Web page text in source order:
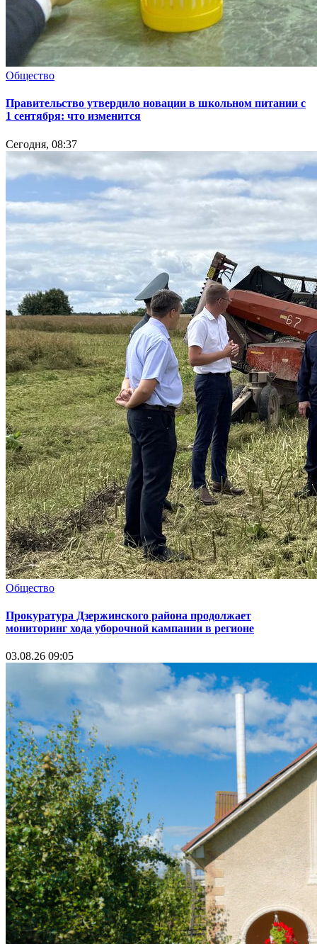
Общество
Правительство утвердило новации в школьном питании с
1 сентября: что изменится
Сегодня, 08:37
Общество
Прокуратура Дзержинского района продолжает
мониторинг хода уборочной кампании в регионе
03.08.26 09:05